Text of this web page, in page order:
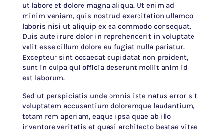
ut labore et dolore magna aliqua. Ut enim ad
minim veniam, quis nostrud exercitation ullamco
laboris nisi ut aliquip ex ea commodo consequat.
Duis aute irure dolor in reprehenderit in voluptate
velit esse cillum dolore eu fugiat nulla pariatur.
Excepteur sint occaecat cupidatat non proident,
sunt in culpa qui officia deserunt mollit anim id
est laborum.
Sed ut perspiciatis unde omnis iste natus error sit
voluptatem accusantium doloremque laudantium,
totam rem aperiam, eaque ipsa quae ab illo
inventore veritatis et quasi architecto beatae vitae